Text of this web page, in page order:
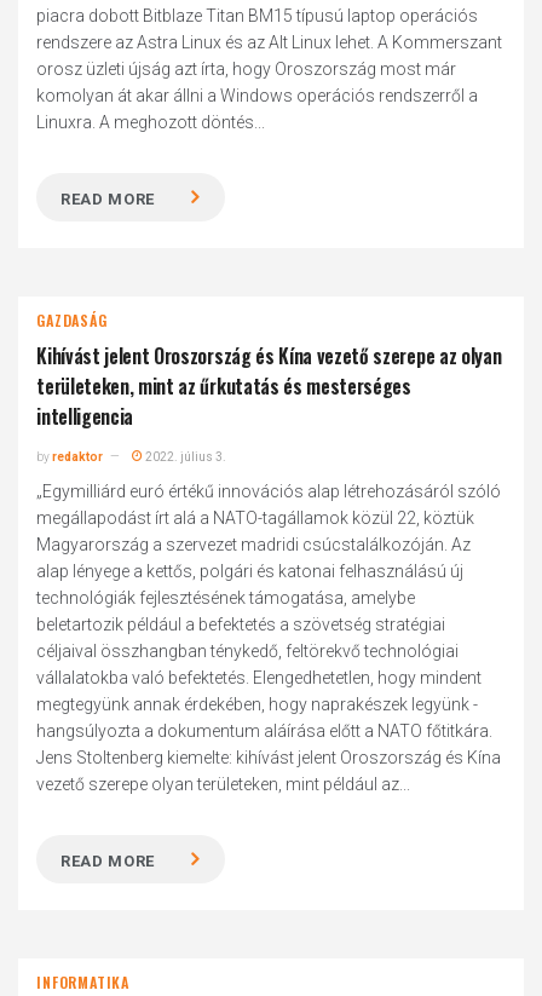
piacra dobott Bitblaze Titan BM15 típusú laptop operációs
rendszere az Astra Linux és az Alt Linux lehet. A Kommerszant
orosz üzleti újság azt írta, hogy Oroszország most már
komolyan át akar állni a Windows operációs rendszerről a
Linuxra. A meghozott döntés...
READ MORE
GAZDASÁG
Kihívást jelent Oroszország és Kína vezető szerepe az olyan
területeken, mint az űrkutatás és mesterséges
intelligencia
byredaktor 2022. július 3.
„Egymilliárd euró értékű innovációs alap létrehozásáról szóló
megállapodást írt alá a NATO-tagállamok közül 22, köztük
Magyarország a szervezet madridi csúcstalálkozóján. Az
alap lényege a kettős, polgári és katonai felhasználású új
technológiák fejlesztésének támogatása, amelybe
beletartozik például a befektetés a szövetség stratégiai
céljaival összhangban ténykedő, feltörekvő technológiai
vállalatokba való befektetés. Elengedhetetlen, hogy mindent
megtegyünk annak érdekében, hogy naprakészek legyünk -
hangsúlyozta a dokumentum aláírása előtt a NATO főtitkára.
Jens Stoltenberg kiemelte: kihívást jelent Oroszország és Kína
vezető szerepe olyan területeken, mint például az...
READ MORE
INFORMATIKA